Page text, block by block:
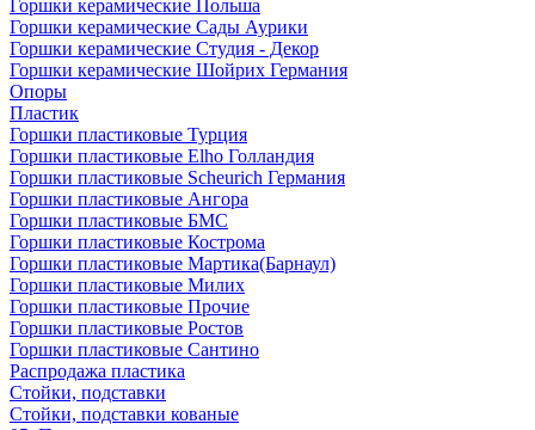
Горшки керамические Польша
Горшки керамические Сады Аурики
Горшки керамические Студия - Декор
Горшки керамические Шойрих Германия
Опоры
Пластик
Горшки пластиковые Турция
Горшки пластиковые Elho Голландия
Горшки пластиковые Scheuriсh Германия
Горшки пластиковые Ангора
Горшки пластиковые БМС
Горшки пластиковые Кострома
Горшки пластиковые Мартика(Барнаул)
Горшки пластиковые Милих
Горшки пластиковые Прочие
Горшки пластиковые Ростов
Горшки пластиковые Сантино
Распродажа пластика
Стойки, подставки
Стойки, подставки кованые